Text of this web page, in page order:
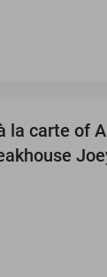
la carte of